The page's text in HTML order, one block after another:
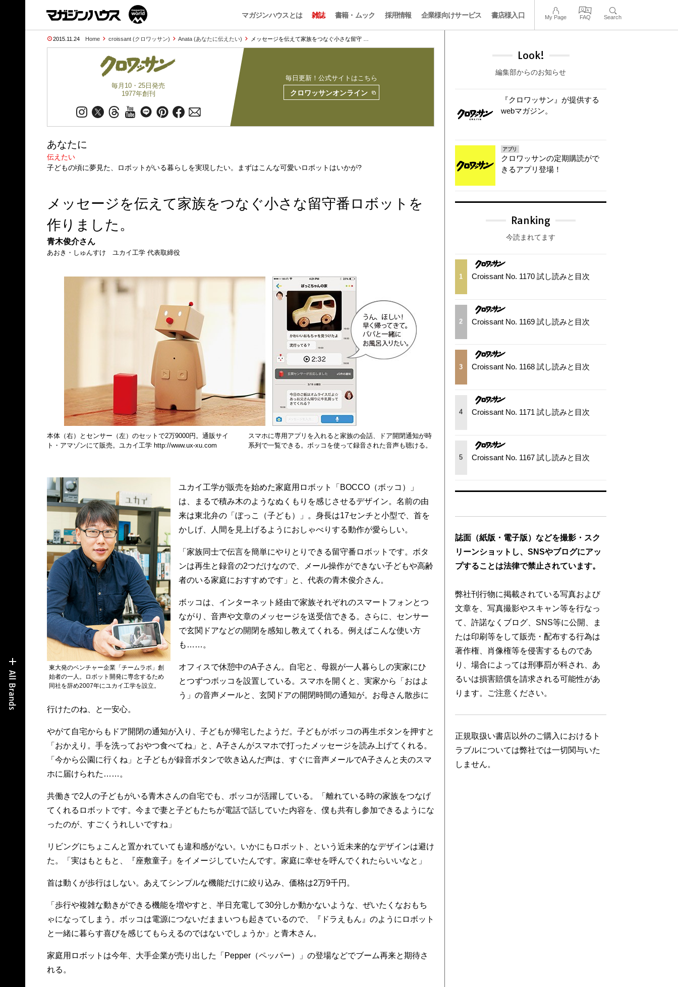
マガジンハウスとは 雑誌 書籍・ムック 採用情報 企業様向けサービス 書店様入口 My Page FAQ Search
2015.11.24 Home croissant (クロワッサン) Anata (あなたに伝えたい) メッセージを伝えて家族をつなぐ小さな留守 …
毎月10・25日発売
1977年創刊
毎日更新！公式サイトはこちら
クロワッサンオンライン
あなたに
伝えたい
子どもの頃に夢見た、ロボットがいる暮らしを実現したい。まずはこんな可愛いロボットはいかが?
メッセージを伝えて家族をつなぐ小さな留守番ロボットを
作りました。
青木俊介さん
あおき・しゅんすけ ユカイ工学 代表取締役
本体（右）とセンサー（左）のセットで2万9000円。通販サイ
ト・アマゾンにて販売。ユカイ工学 http://www.ux-xu.com
スマホに専用アプリを入れると家族の会話、ドア開閉通知が時
系列で一覧できる。ボッコを使って録音された音声も聴ける。
東大発のベンチャー企業「チームラボ」創
始者の一人。ロボット開発に専念するため
同社を辞め2007年にユカイ工学を設立。
ユカイ工学が販売を始めた家庭用ロボット「BOCCO（ボッコ）」
は、まるで積み木のようなぬくもりを感じさせるデザイン。名前の由
来は東北弁の「ぼっこ（子ども）」。身長は17センチと小型で、首を
かしげ、人間を見上げるようにおしゃべりする動作が愛らしい。
「家族同士で伝言を簡単にやりとりできる留守番ロボットです。ボタ
ンは再生と録音の2つだけなので、メール操作ができない子どもや高齢
者のいる家庭におすすめです」と、代表の青木俊介さん。
ボッコは、インターネット経由で家族それぞれのスマートフォンとつ
ながり、音声や文章のメッセージを送受信できる。さらに、センサー
で玄関ドアなどの開閉を感知し教えてくれる。例えばこんな使い方
も……。
オフィスで休憩中のA子さん。自宅と、母親が一人暮らしの実家にひ
とつずつボッコを設置している。スマホを開くと、実家から「おはよ
う」の音声メールと、玄関ドアの開閉時間の通知が。お母さん散歩に
行けたのね、と一安心。
やがて自宅からもドア開閉の通知が入り、子どもが帰宅したようだ。子どもがボッコの再生ボタンを押すと
「おかえり。手を洗っておやつ食べてね」と、A子さんがスマホで打ったメッセージを読み上げてくれる。
「今から公園に行くね」と子どもが録音ボタンで吹き込んだ声は、すぐに音声メールでA子さんと夫のスマ
ホに届けられた……。
共働きで2人の子どもがいる青木さんの自宅でも、ボッコが活躍している。「離れている時の家族をつなげ
てくれるロボットです。今まで妻と子どもたちが電話で話していた内容を、僕も共有し参加できるようにな
ったのが、すごくうれしいですね」
リビングにちょこんと置かれていても違和感がない。いかにもロボット、という近未来的なデザインは避け
た。「実はもともと、『座敷童子』をイメージしていたんです。家庭に幸せを呼んでくれたらいいなと」
首は動くが歩行はしない。あえてシンプルな機能だけに絞り込み、価格は2万9千円。
「歩行や複雑な動きができる機能を増やすと、半日充電して30分しか動かないような、ぜいたくなおもち
ゃになってしまう。ボッコは電源につないだままいつも起きているので、『ドラえもん』のようにロボット
と一緒に暮らす喜びを感じてもらえるのではないでしょうか」と青木さん。
家庭用ロボットは今年、大手企業が売り出した「Pepper（ペッパー）」の登場などでブーム再来と期待さ
れる。
Look!
編集部からのお知らせ
『クロワッサン』が提供する
webマガジン。
アプリ
クロワッサンの定期購読がで
きるアプリ登場！
Ranking
今読まれてます
1 Croissant No. 1170 試し読みと目次
2 Croissant No. 1169 試し読みと目次
3 Croissant No. 1168 試し読みと目次
4 Croissant No. 1171 試し読みと目次
5 Croissant No. 1167 試し読みと目次
誌面（紙版・電子版）などを撮影・スク
リーンショットし、SNSやブログにアッ
プすることは法律で禁止されています。
弊社刊行物に掲載されている写真および
文章を、写真撮影やスキャン等を行なっ
て、許諾なくブログ、SNS等に公開、ま
たは印刷等をして販売・配布する行為は
著作権、肖像権等を侵害するものであ
り、場合によっては刑事罰が科され、あ
るいは損害賠償を請求される可能性があ
ります。ご注意ください。
正規取扱い書店以外のご購入におけるト
ラブルについては弊社では一切関与いた
しません。